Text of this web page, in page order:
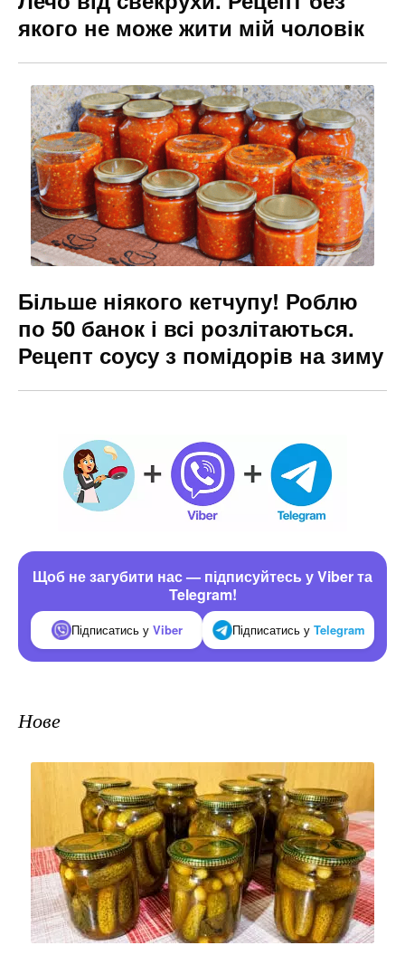
якого не може жити мій чоловік
Більше ніякого кетчупу! Роблю
по 50 банок і всі розлітаються.
Рецепт соусу з помідорів на зиму
Щоб не загубити нас — підписуйтесь у Viber та
Telegram!
Підписатись у Viber Підписатись у Telegram
Нове